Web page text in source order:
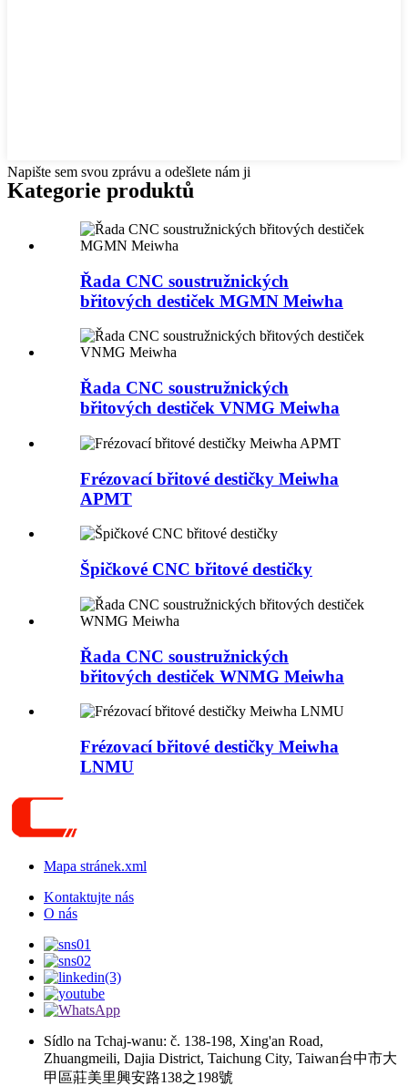
Napište sem svou zprávu a odešlete nám ji
Kategorie produktů
Řada CNC soustružnických
břitových destiček MGMN Meiwha
Řada CNC soustružnických
břitových destiček VNMG Meiwha
Frézovací břitové destičky Meiwha
APMT
Špičkové CNC břitové destičky
Řada CNC soustružnických
břitových destiček WNMG Meiwha
Frézovací břitové destičky Meiwha
LNMU
Mapa stránek.xml
Kontaktujte nás
O nás
Sídlo na Tchaj-wanu: č. 138-198, Xing'an Road,
Zhuangmeili, Dajia District, Taichung City, Taiwan台中市大
甲區莊美里興安路138之198號